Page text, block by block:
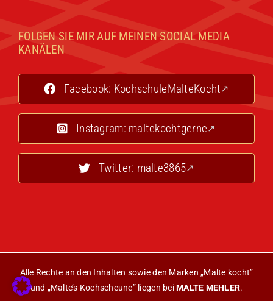
FOLGEN SIE MIR AUF MEINEN SOCIAL MEDIA
KANÄLEN
Facebook: KochschuleMalteKocht
Instagram: maltekochtgerne
Twitter: malte3865
Alle Rechte an den Inhalten sowie den Marken „Malte kocht”
und „Malte’s Kochscheune” liegen beiMALTE MEHLER.